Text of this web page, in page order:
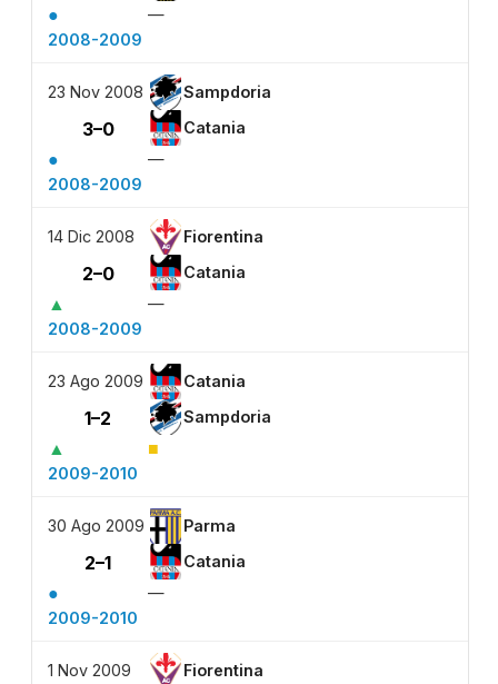
●
—
2008-2009
23 Nov 2008 Sampdoria
3–0 Catania
●
—
2008-2009
14 Dic 2008 Fiorentina
2–0 Catania
▲
—
2008-2009
23 Ago 2009 Catania
1–2 Sampdoria
▲ ■
2009-2010
30 Ago 2009 Parma
2–1 Catania
●
—
2009-2010
1 Nov 2009 Fiorentina